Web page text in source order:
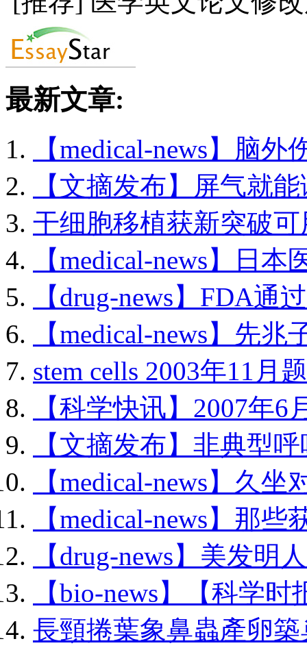
最新文章:
【medical-news】脑外
【文摘发布】屏气就
干细胞移植获新突破可
【medical-news】日本
【drug-news】FDA通
【medical-news】先兆
stem cells 2003年11月
【科学快讯】2007年6
【文摘发布】非典型
【medical-news】久坐
【medical-news】那些
【drug-news】美发明
【bio-news】【科学时
長頸捲葉象鼻蟲產卵築